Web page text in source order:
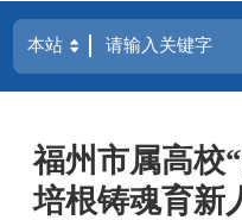
福州市属高校
培根铸魂育新